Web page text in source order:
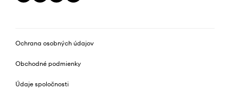
Ochrana osobných údajov
Obchodné podmienky
Údaje spoločnosti